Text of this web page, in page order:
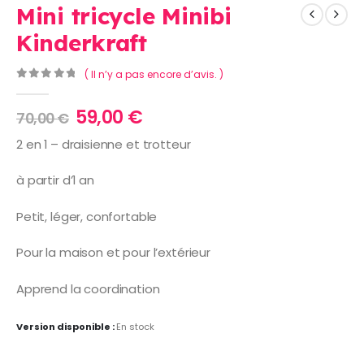
Mini tricycle Minibi
Kinderkraft
( Il n’y a pas encore d’avis. )
70,00€ Le
prix
initial
70,00 €.
59,00 €Le
prix
actuel
2 en 1 – draisienne et trotteur
à partir d’1 an
Petit, léger, confortable
Pour la maison et pour l’extérieur
Apprend la coordination
Version disponible :En stock